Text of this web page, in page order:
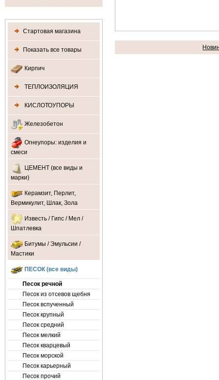
Стартовая магазина
Показать все товары
Кирпич
ТЕПЛОИЗОЛЯЦИЯ
КИСЛОТОУПОРЫ
Железобетон
Огнеупоры: изделия и
смеси
ЦЕМЕНТ (все виды и
марки)
Керамзит, Перлит,
Вермикулит, Шлак, Зола
Известь / Гипс / Мел /
Шпатлевка
Битумы / Эмульсии /
Мастики
ПЕСОК (все виды)
Песок речной
Песок из отсевов щебня
Песок вспученный
Песок крупный
Песок средний
Песок мелкий
Песок кварцевый
Песок морской
Песок карьерный
Песок прочий